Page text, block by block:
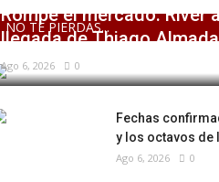
NO TE PIERDAS...
Rompe el mercado: River
llegada de Thiago Almada
Ago 6, 2026 0
Fechas
y los octavos de
Ago 6, 2026 0